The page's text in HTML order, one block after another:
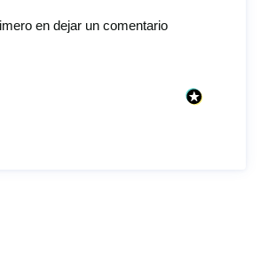
en dejar un comentario